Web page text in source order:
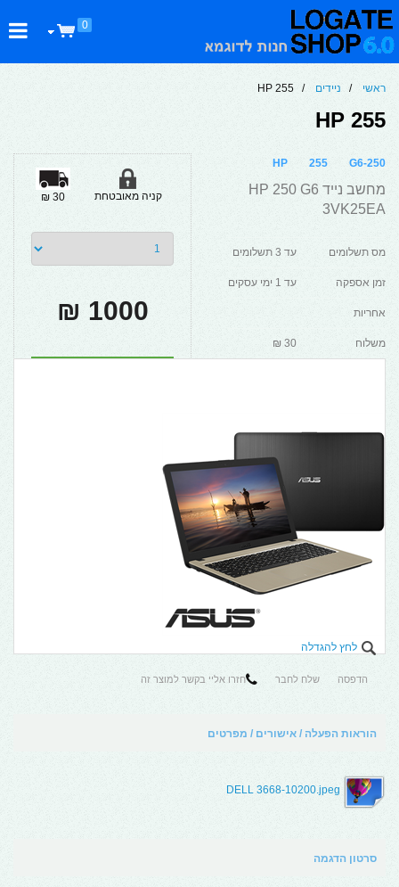
0
ראשי / ניידים / HP 255
HP 255
קניה מאובטחת 30 ₪
1000 ₪
HP 255 G6-250
מחשב נייד HP 250 G6
3VK25EA
מס תשלומים עד 3 תשלומים
זמן אספקה עד 1 ימי עסקים
אחריות
משלוח 30 ₪
לחץ להגדלה
הדפסה שלח לחבר חזרו אליי בקשר למוצר זה
הוראות הפעלה / אישורים / מפרטים
DELL 3668-10200.jpeg
סרטון הדגמה